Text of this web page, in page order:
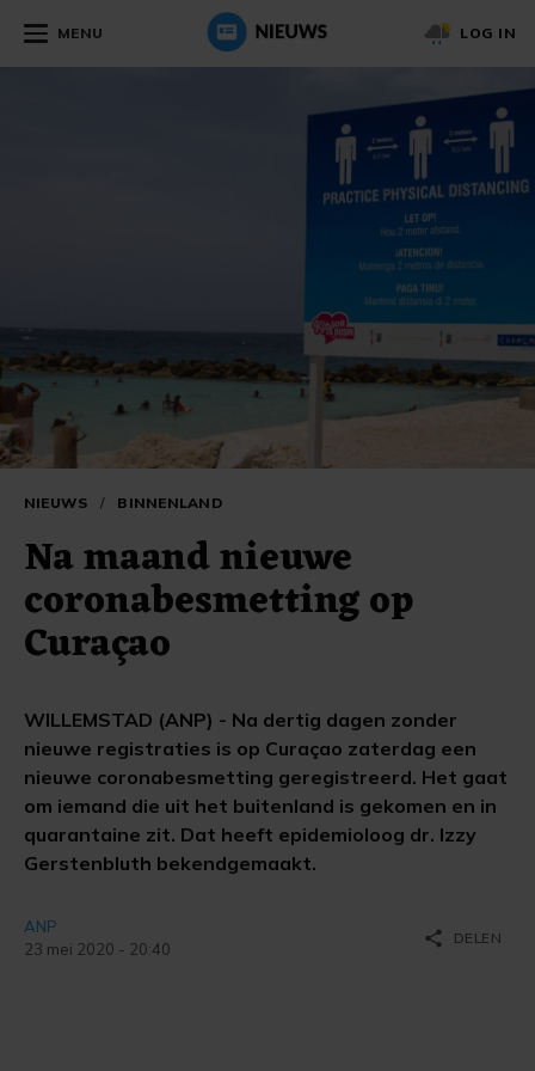
MENU LOG IN
NIEUWS / BINNENLAND
Na maand nieuwe
coronabesmetting op
Curaçao
WILLEMSTAD (ANP) - Na dertig dagen zonder
nieuwe registraties is op Curaçao zaterdag een
nieuwe coronabesmetting geregistreerd. Het gaat
om iemand die uit het buitenland is gekomen en in
quarantaine zit. Dat heeft epidemioloog dr. Izzy
Gerstenbluth bekendgemaakt.
ANP
23 mei 2020 - 20:40
share DELEN